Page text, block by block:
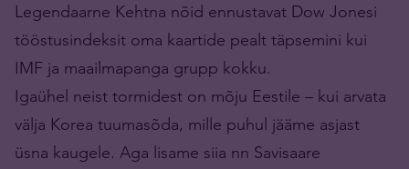
Legendaarne Kehtna nõid ennustavat Dow Jonesi
tööstusindeksit oma kaarti­de pealt täpsemini kui
IMF ja maailma­panga grupp kokku.
Igaühel neist tormidest on mõju Eestile – kui arvata
välja Korea tuumasõda, mille puhul jääme asjast
üsna kaugele. Aga lisame siia nn Savisaare